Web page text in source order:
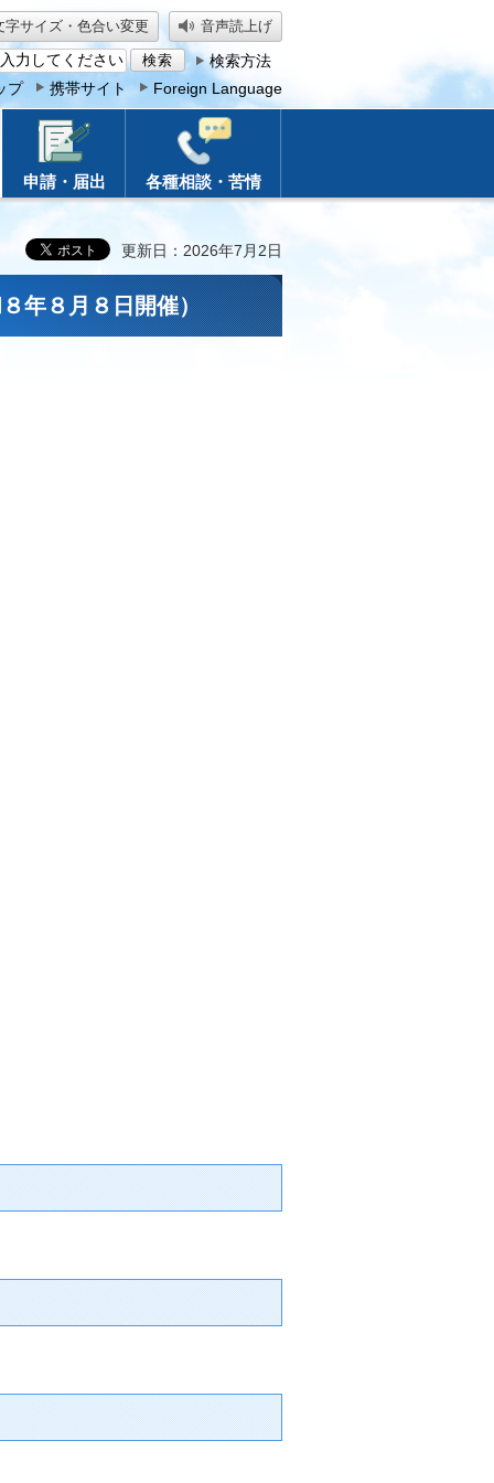
字サイズ・色合い変更 音声読上げ
検索方法
プ 携帯サイト Foreign Language
申請・届出 各種相談・苦情
更新日：2026年7月2日
年８月８日開催）